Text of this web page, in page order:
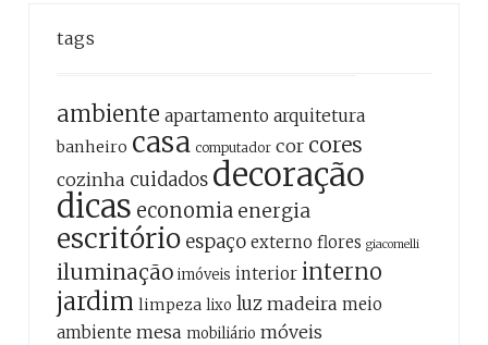
tags
ambiente apartamento arquitetura
banheiro casa computador cor cores
cozinha cuidados decoração
dicas economia energia
escritório espaço externo flores giacomelli
iluminação imóveis interior interno
jardim limpeza lixo luz madeira meio
ambiente mesa mobiliário móveis